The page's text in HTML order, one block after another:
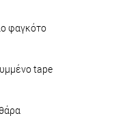
φαγκότο
tape